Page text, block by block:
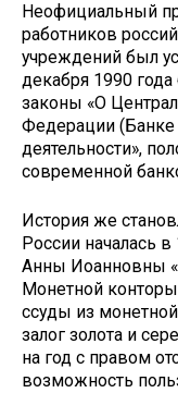
Неофициальный
работников
учреждений был
декабря 1990
законы «О
Федерации (Банке
деятельности»,
современной
История же
России началась
Анны Иоанновны
Монетной
ссуды из
залог золота и
на год с правом
возможность